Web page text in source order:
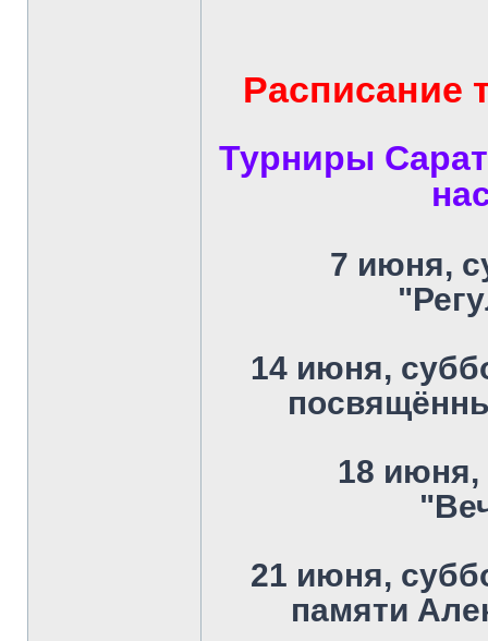
Расписание
Турниры
7 июня,
14 июня,
18 июня,
21 июня,
памяти